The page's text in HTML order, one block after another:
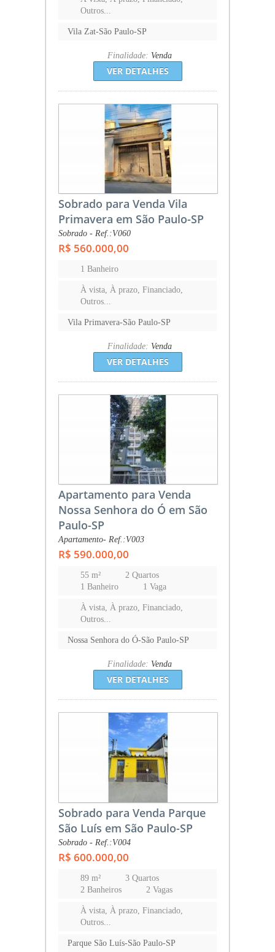
Outros...
Vila Zat-São Paulo-SP
Finalidade: Venda
VER DETALHES
Sobrado para Venda Vila
Primavera em São Paulo-SP
Sobrado - Ref.:V060
R$ 560.000,00
1 Banheiro
À vista, À prazo, Financiado,
Outros...
Vila Primavera-São Paulo-SP
Finalidade: Venda
VER DETALHES
Apartamento para Venda
Nossa Senhora do Ó em São
Paulo-SP
Apartamento- Ref.:V003
R$ 590.000,00
55 m²
2 Quartos
1 Banheiro
1 Vaga
À vista, À prazo, Financiado,
Outros...
Nossa Senhora do Ó-São Paulo-SP
Finalidade: Venda
VER DETALHES
Sobrado para Venda Parque
São Luís em São Paulo-SP
Sobrado - Ref.:V004
R$ 600.000,00
89 m²
3 Quartos
2 Banheiros
2 Vagas
À vista, À prazo, Financiado,
Outros...
Parque São Luís-São Paulo-SP